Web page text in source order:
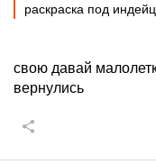
раскраска под
свою давай
вернулись